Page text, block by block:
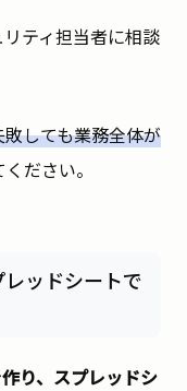
ティ担当者に相談
敗しても業務全体が
ださい。
ッドシートで
り、スプレッドシ